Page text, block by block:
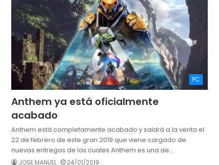
PC
Anthem ya está oficialmente
acabado
Anthem está completamente acabado y saldrá a la venta el
22 de febrero de este gran 2019 que viene cargado de
nuevas entregas de las cuales Anthem es una de…
JOSE MANUEL 24/01/2019